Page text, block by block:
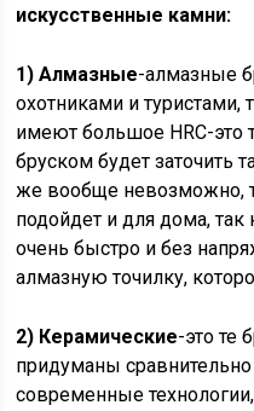
искусственные камни:
1) Алмазные-алмазные
охотниками и
имеют большое HRC-это
бруском будет заточить
же вообще невозможно,
подойдет и для дома,
очень быстро и без
алмазную точилку,
2) Керамические-это те
придуманы
современные